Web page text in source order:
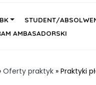
STUDENT/
AMBASADORSKI
Oferty praktyk » Praktyki